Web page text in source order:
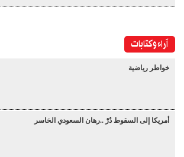
آراء وكتابات
خواطر رياضية
أمريكا إلى السقوط دُرْ ..رهان السعودي الخاسر